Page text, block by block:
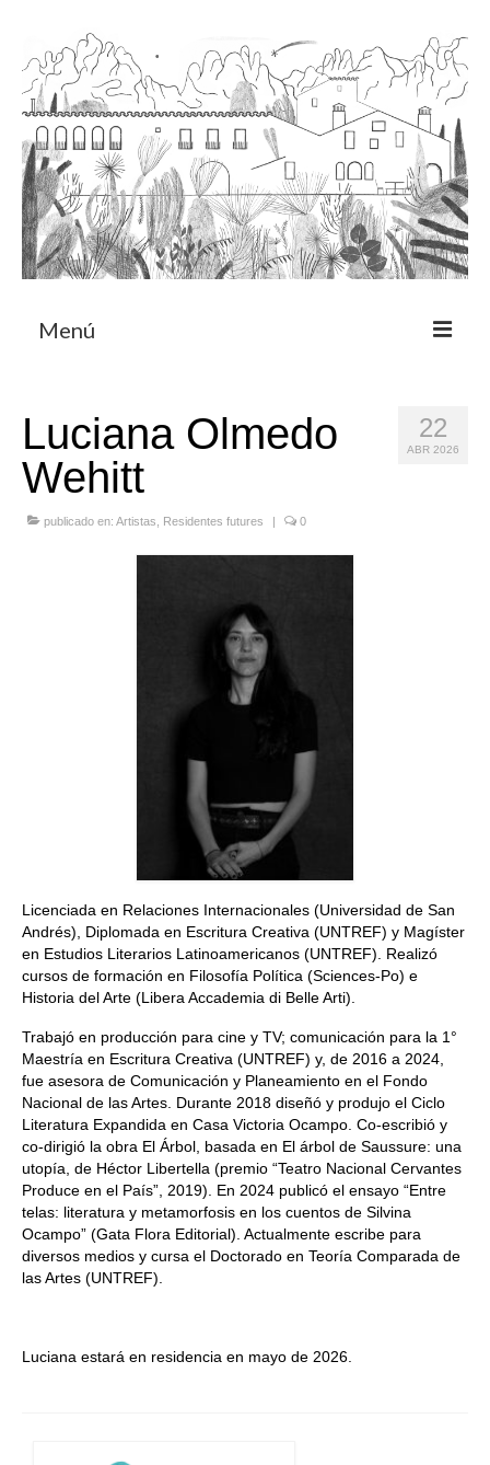
Menú
Programa de residencia
CRUCERO
Quedate con nosotras
22
ABR 2026
Luciana Olmedo
Wehitt
publicado en: Artistas Residentes futures | 0
Licenciada en Relaciones Internacionales (Universidad de San
Andrés), Diplomada en Escritura Creativa (UNTREF) y Magíster
en Estudios Literarios Latinoamericanos (UNTREF). Realizó
cursos de formación en Filosofía Política (Sciences-Po) e
Historia del Arte (Libera Accademia di Belle Arti).
Trabajó en producción para cine y TV; comunicación para la 1°
Maestría en Escritura Creativa (UNTREF) y, de 2016 a 2024,
fue asesora de Comunicación y Planeamiento en el Fondo
Nacional de las Artes. Durante 2018 diseñó y produjo el Ciclo
Literatura Expandida en Casa Victoria Ocampo. Co-escribió y
co-dirigió la obra El Árbol, basada en El árbol de Saussure: una
utopía, de Héctor Libertella (premio “Teatro Nacional Cervantes
Produce en el País”, 2019). En 2024 publicó el ensayo “Entre
telas: literatura y metamorfosis en los cuentos de Silvina
Ocampo” (Gata Flora Editorial). Actualmente escribe para
diversos medios y cursa el Doctorado en Teoría Comparada de
las Artes (UNTREF).
Luciana estará en residencia en mayo de 2026.